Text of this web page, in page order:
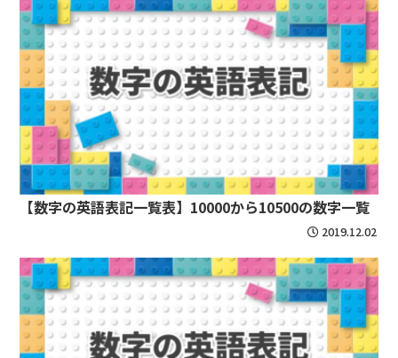
【数字の英語表記一覧表】10000から10500の数字一覧
2019.12.02